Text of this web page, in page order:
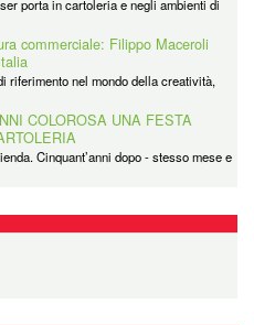
porta in cartoleria e negli ambienti di
commerciale: Filippo Maceroli
riferimento nel mondo della creatività,
COLOROSA UNA FESTA
Cinquant’anni dopo - stesso mese e
grande Gruppo avente Sede in Polonia